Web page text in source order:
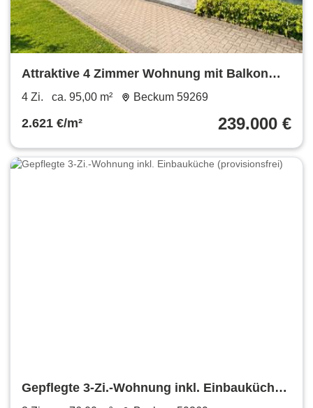
Attraktive 4 Zimmer Wohnung mit Balkon
und Carport von privat
4 Zi. ca. 95,00 m² Beckum 59269
2.621 €/m² 239.000 €
Gepflegte 3-Zi.-Wohnung inkl. Einbauküche